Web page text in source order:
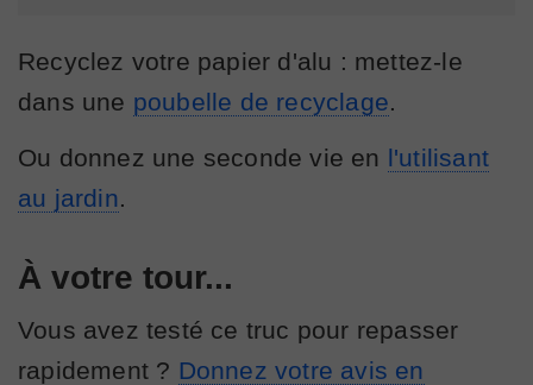
Recyclez votre papier d'alu : mettez-le
dans une poubelle de recyclage
Ou donnez une seconde vie en l'utilisant
au jardin
À votre tour...
Vous avez testé ce truc pour repasser
rapidement ? Donnez votre avis en